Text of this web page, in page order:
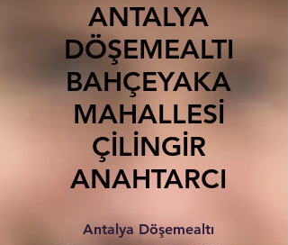
ANTALYA
DÖŞEMEALTI
BAHÇEYAKA
MAHALLESİ
ÇİLİNGİR
ANAHTARCI
Antalya Döşemealtı